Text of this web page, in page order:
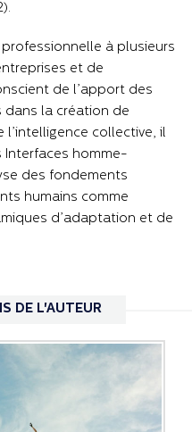
à plusieurs
et de
de l’apport des
dans la création de
l’intelligence collective, il
homme-
des fondements
humains comme
d’adaptation et de
DE L'AUTEUR